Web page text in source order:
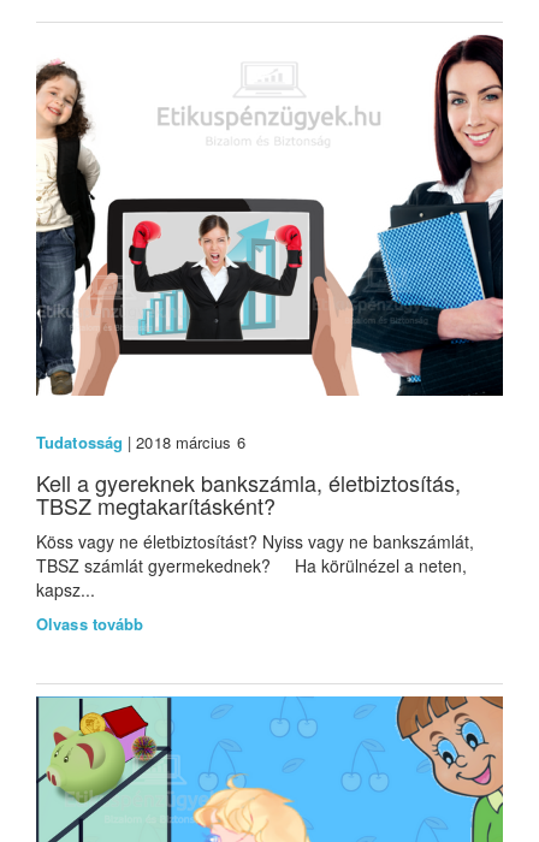
Tudatosság | 2018 március 6
Kell a gyereknek bankszámla, életbiztosítás,
TBSZ megtakarításként?
Köss vagy ne életbiztosítást? Nyiss vagy ne bankszámlát,
TBSZ számlát gyermekednek? Ha körülnézel a neten,
kapsz...
Olvass tovább